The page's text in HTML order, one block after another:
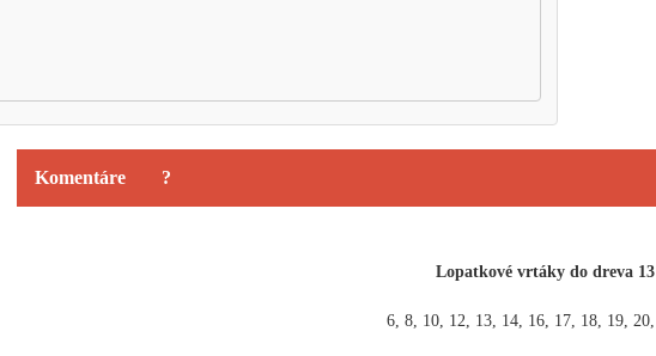
Komentáre ?
Lopatkové vrtáky do dreva
6, 8, 10, 12, 13, 14, 16, 17, 18, 19,